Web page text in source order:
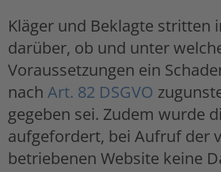
Kläger und Beklagte stritten
darüber, ob und unter
Voraussetzungen ein
nach Art. 82 DSGVO
gegeben sei. Zudem wurde
aufgefordert, bei Aufruf der
betriebenen Website keine